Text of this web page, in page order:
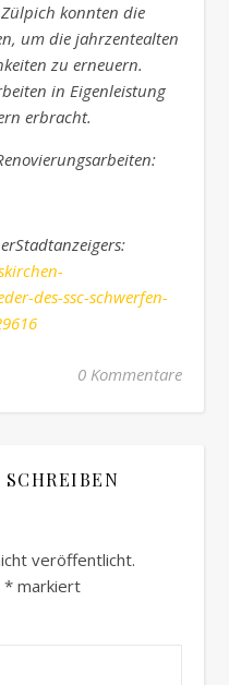
konnten die
um die jahrzentealten
zu erneuern.
in Eigenleistung
erbracht.
des-ssc-schwerfen-
0 Kommentare
veröffentlicht.
* markiert